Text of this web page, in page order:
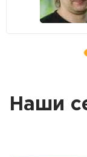
Наши